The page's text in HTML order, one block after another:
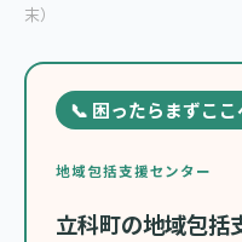
末）
📞 困ったらまずこ
地域包括支援センター
立科町の地域包括